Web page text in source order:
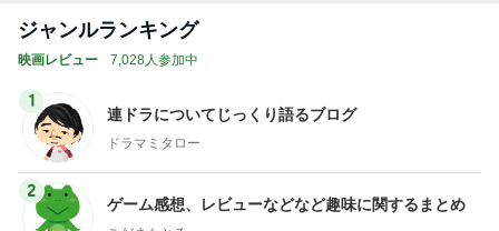
ジャンルランキング
映画レビュー 7,028人参加中
1
連ドラについてじっくり語るブログ
ドラマミタロー
2
ゲーム感想、レビューなどなど趣味に関するまとめ